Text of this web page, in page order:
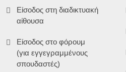
Είσοδος στη διαδικτυακή
αίθουσα
Είσοδος στο φόρουμ
(για εγγεγραμμένους
σπουδαστές)